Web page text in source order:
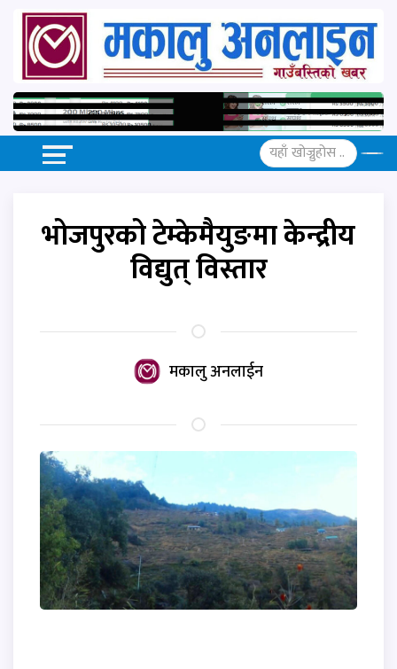
भोजपुरको टेम्केमैयुङमा केन्द्रीय
विद्युत् विस्तार
मकालु अनलाईन